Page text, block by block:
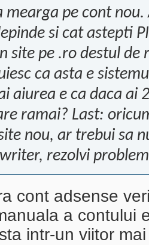
mearga pe cont
si cat astepti
site pe .ro destul
ca asta e
aiurea e ca daca ai
ramai? Last:
nou, ar trebui sa
rezolvi
cont adsense
a contului
intr-un viitor